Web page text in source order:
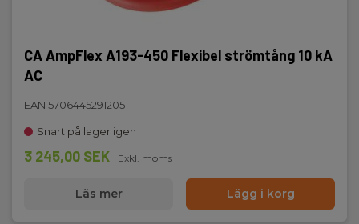
CA AmpFlex A193-450 Flexibel strömtång 10 kA
AC
EAN 5706445291205
Snart på lager igen
3 245,00 SEK Exkl. moms
Läs mer Lägg i korg